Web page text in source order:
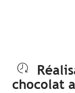
chocolat